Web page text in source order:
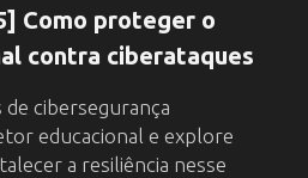
Como proteger o
contra ciberataques
cibersegurança
educacional e explore
a resiliência nesse